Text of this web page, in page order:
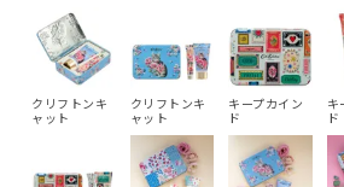
クリフトンキ
ャット
クリフトンキ
ャット
キープカイン
ド
キ
ド